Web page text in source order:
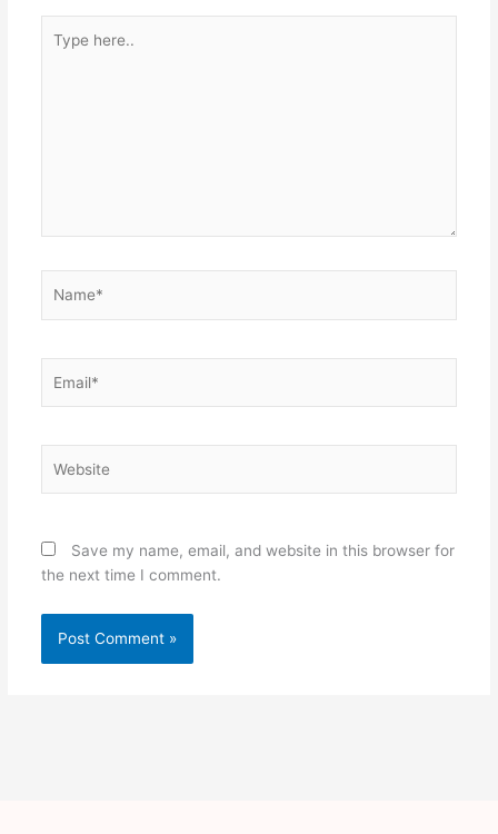
here..
Save my name, email, and website in this browser for
the next time I comment.